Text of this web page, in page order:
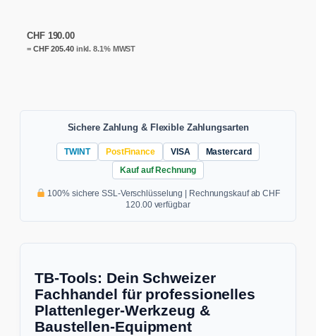
CHF190.00
= CHF205.40inkl. 8.1% MWST
Sichere Zahlung & Flexible Zahlungsarten
TWINT PostFinance VISA
Mastercard
Kauf auf Rechnung
100% sichere SSL-Verschlüsselung | Rechnungskauf ab CHF
120.00 verfügbar
TB-Tools: Dein Schweizer
Fachhandel für professionelles
Plattenleger-Werkzeug &
Baustellen-Equipment